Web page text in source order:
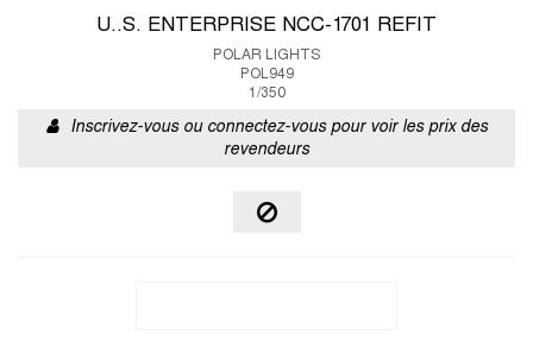
U..S. ENTERPRISE NCC-1701 REFIT
POLAR LIGHTS
POL949
1/350
Inscrivez-vous ou connectez-vous pour voir les prix des
revendeurs